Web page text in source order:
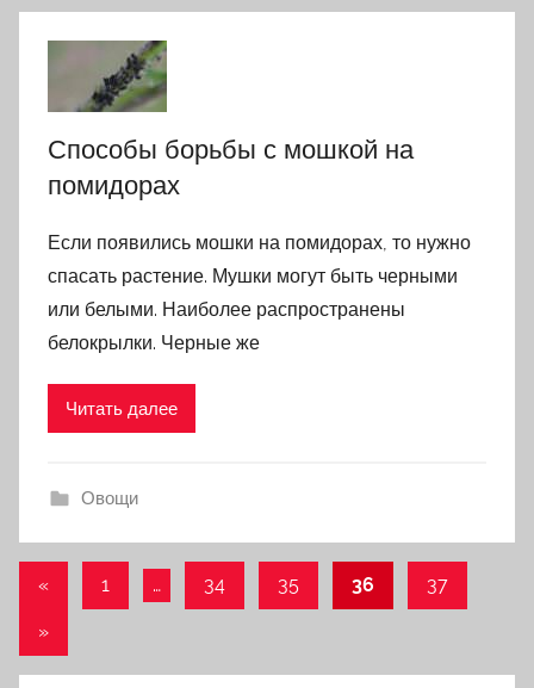
Способы борьбы с мошкой на
помидорах
Если появились мошки на помидорах, то нужно
спасать растение. Мушки могут быть черными
или белыми. Наиболее распространены
белокрылки. Черные же
Читать далее
Овощи
Навигация
по
« Предыдущие
1 … 34 35 36 37
Следующие
»